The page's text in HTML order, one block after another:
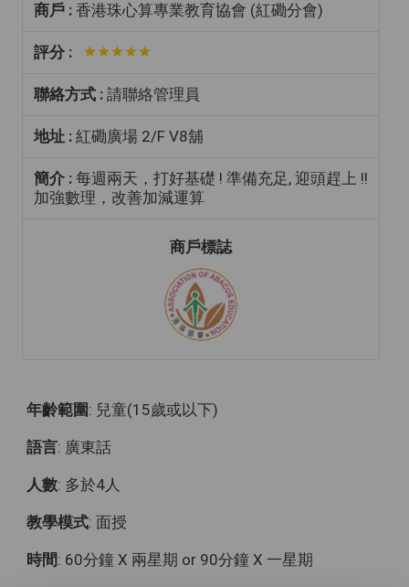
商戶 : 香港珠心算專業教育協會 (紅磡分會)
評分 :
聯絡方式 : 請聯絡管理員
地址 : 紅磡廣場 2/F V8舖
簡介 : 每週兩天，打好基礎 ! 準備充足, 迎頭趕上 !!
加強數理，改善加減運算
商戶標誌
年齡範圍: 兒童(15歲或以下)
語言: 廣東話
人數: 多於4人
教學模式: 面授
時間: 60分鐘 X 兩星期 or 90分鐘 X 一星期